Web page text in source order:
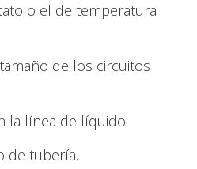
o el de temperatura
de los circuitos
la línea de líquido.
de tubería.